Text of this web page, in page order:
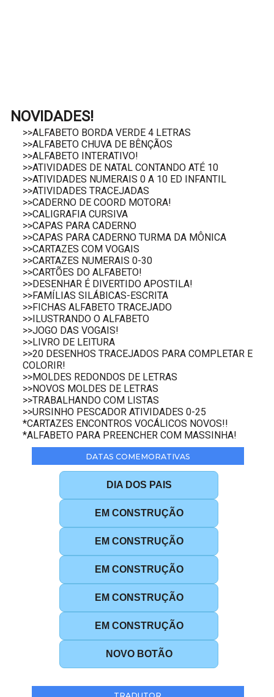
NOVIDADES!
>>ALFABETO BORDA VERDE 4 LETRAS
>>ALFABETO CHUVA DE BÊNÇÃOS
>>ALFABETO INTERATIVO!
>>ATIVIDADES DE NATAL CONTANDO ATÉ 10
>>ATIVIDADES NUMERAIS 0 A 10 ED INFANTIL
>>ATIVIDADES TRACEJADAS
>>CADERNO DE COORD MOTORA!
>>CALIGRAFIA CURSIVA
>>CAPAS PARA CADERNO
>>CAPAS PARA CADERNO TURMA DA MÔNICA
>>CARTAZES COM VOGAIS
>>CARTAZES NUMERAIS 0-30
>>CARTÕES DO ALFABETO!
>>DESENHAR É DIVERTIDO APOSTILA!
>>FAMÍLIAS SILÁBICAS-ESCRITA
>>FICHAS ALFABETO TRACEJADO
>>ILUSTRANDO O ALFABETO
>>JOGO DAS VOGAIS!
>>LIVRO DE LEITURA
>>20 DESENHOS TRACEJADOS PARA COMPLETAR E
COLORIR!
>>MOLDES REDONDOS DE LETRAS
>>NOVOS MOLDES DE LETRAS
>>TRABALHANDO COM LISTAS
>>URSINHO PESCADOR ATIVIDADES 0-25
*CARTAZES ENCONTROS VOCÁLICOS NOVOS!!
*ALFABETO PARA PREENCHER COM MASSINHA!
DATAS COMEMORATIVAS
DIA DOS PAIS
EM CONSTRUÇÃO
EM CONSTRUÇÃO
EM CONSTRUÇÃO
EM CONSTRUÇÃO
EM CONSTRUÇÃO
NOVO BOTÃO